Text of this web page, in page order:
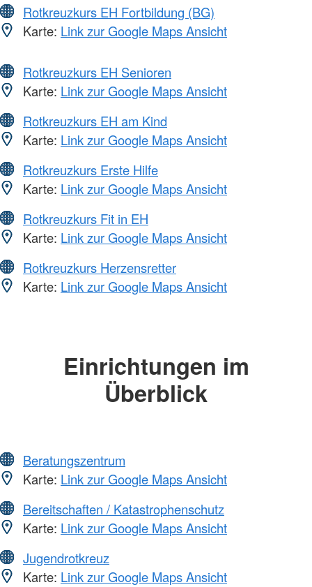
Rotkreuzkurs EH Fortbildung (BG)
Karte: Link zur Google Maps Ansicht
Rotkreuzkurs EH Senioren
Karte: Link zur Google Maps Ansicht
Rotkreuzkurs EH am Kind
Karte: Link zur Google Maps Ansicht
Rotkreuzkurs Erste Hilfe
Karte: Link zur Google Maps Ansicht
Rotkreuzkurs Fit in EH
Karte: Link zur Google Maps Ansicht
Rotkreuzkurs Herzensretter
Karte: Link zur Google Maps Ansicht
Einrichtungen im
Überblick
Beratungszentrum
Karte: Link zur Google Maps Ansicht
Bereitschaften / Katastrophenschutz
Karte: Link zur Google Maps Ansicht
Jugendrotkreuz
Karte: Link zur Google Maps Ansicht